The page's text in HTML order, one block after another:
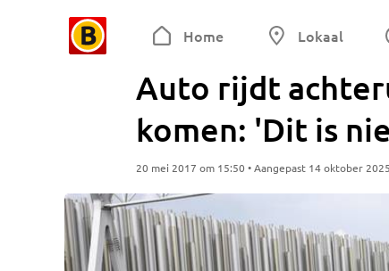
Home Lokaal
Auto rijdt
komen: 'Dit is
20 mei 2017 om 15:50 • Aangepast 14 oktober